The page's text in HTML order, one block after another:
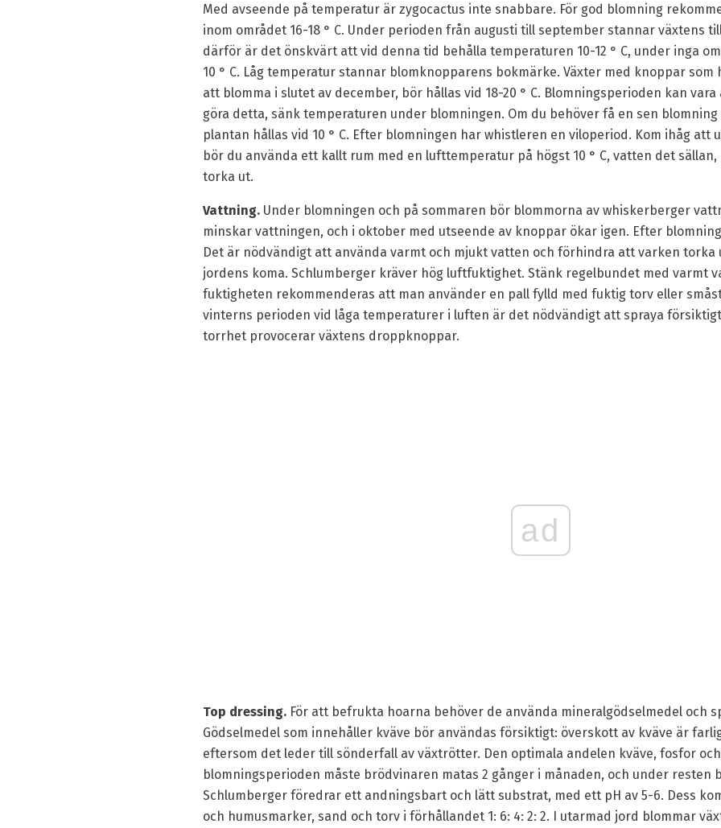
Med avseende på temperatur är zygocactus inte snabbare. För god blomning
inom området 16-18 ° C. Under perioden från augusti till september stannar växtens
därför är det önskvärt att vid denna tid behålla temperaturen 10-12 ° C, under inga
10 ° C. Låg temperatur stannar blomknopparens bokmärke. Växter med knoppar
att blomma i slutet av december, bör hållas vid 18-20 ° C. Blomningsperioden kan
göra detta, sänk temperaturen under blomningen. Om du behöver få en sen
plantan hållas vid 10 ° C. Efter blomningen har whistleren en viloperiod. Kom ihåg att
bör du använda ett kallt rum med en lufttemperatur på högst 10 ° C, vatten det
torka ut.
Vattning. Under blomningen och på sommaren bör blommorna av whiskerberger
minskar vattningen, och i oktober med utseende av knoppar ökar igen. Efter
Det är nödvändigt att använda varmt och mjukt vatten och förhindra att varken torka
jordens koma. Schlumberger kräver hög luftfuktighet. Stänk regelbundet med varmt
fuktigheten rekommenderas att man använder en pall fylld med fuktig torv eller
vinterns perioden vid låga temperaturer i luften är det nödvändigt att spraya
torrhet provocerar växtens droppknoppar.
ad
Top dressing. För att befrukta hoarna behöver de använda mineralgödselmedel och
Gödselmedel som innehåller kväve bör användas försiktigt: överskott av kväve är
eftersom det leder till sönderfall av växtrötter. Den optimala andelen kväve, fosfor och
blomningsperioden måste brödvinaren matas 2 gånger i månaden, och under resten
Schlumberger föredrar ett andningsbart och lätt substrat, med ett pH av 5-6. Dess
och humusmarker, sand och torv i förhållandet 1: 6: 4: 2: 2. I utarmad jord blommar